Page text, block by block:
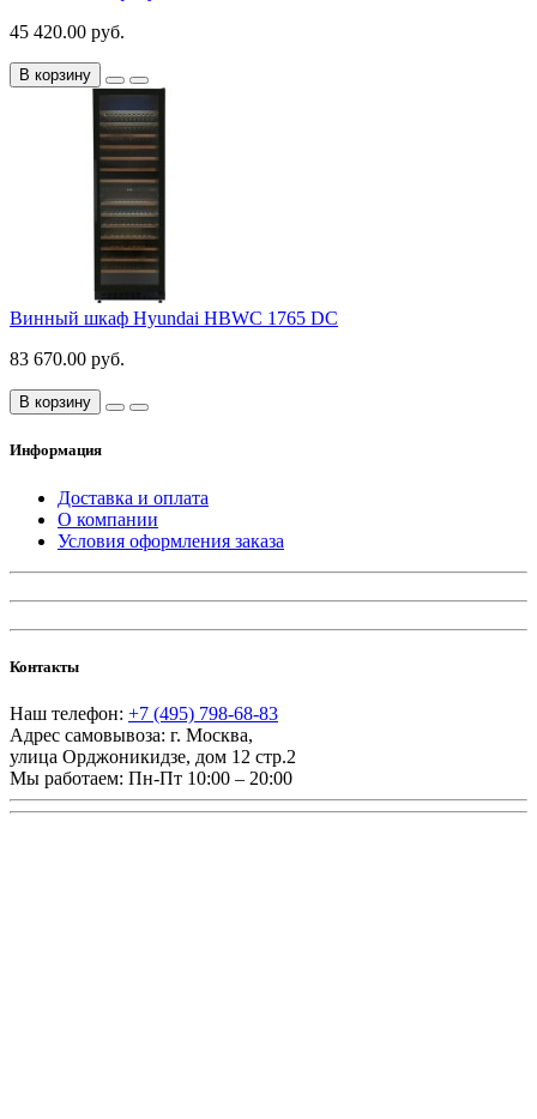
45 420.00 руб.
В корзину
Винный шкаф Hyundai HBWC 1765 DC
83 670.00 руб.
В корзину
Информация
Доставка и оплата
О компании
Условия оформления заказа
Контакты
Наш телефон: +7 (495) 798-68-83
Адрес самовывоза: г. Москва,
улица Орджоникидзе, дом 12 стр.2
Мы работаем: Пн-Пт 10:00 – 20:00